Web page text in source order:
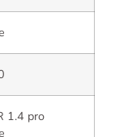
1.4 pro